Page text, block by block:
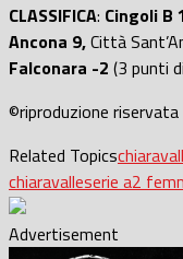
CLASSIFICA: Cingoli B
Ancona 9,Città
Falconara -2 (3 punti
©riproduzione riservata
Related Topics
chiaravalleserie a2
Advertisement